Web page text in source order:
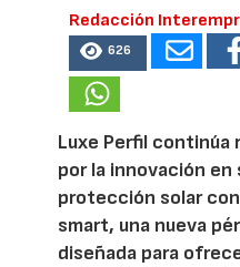
Redacción
626
Luxe Perfil continúa
por la innovación en
protección solar
smart, una nueva
diseñada para